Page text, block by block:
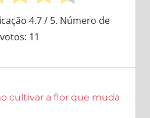
4.7/ 5. Número de
votos: 11
cultivar a flor que muda